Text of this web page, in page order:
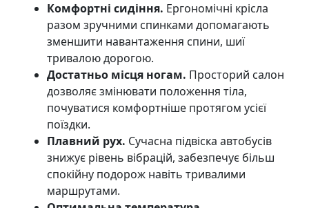
Комфортні сидіння. Ергономічні крісла
разом зручними спинками допомагають
зменшити навантаження спини, шиї
тривалою дорогою.
Достатньо місця ногам. Просторий салон
дозволяє змінювати положення тіла,
почуватися комфортніше протягом усієї
поїздки.
Плавний рух. Сучасна підвіска автобусів
знижує рівень вібрацій, забезпечує більш
спокійну подорож навіть тривалими
маршрутами.